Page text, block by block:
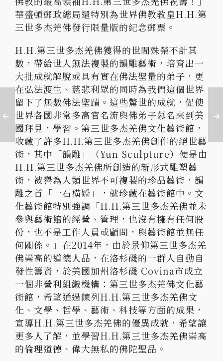
華盛頓郵政總局還特別為世界佛教教皇H.H.第
三世多杰羌佛發行限量版的紀念郵票。
H.H.第三世多杰羌佛獲得的世間殊榮不計其
數，帶給世人無法複製的韻雕藝術，培育出一
大批成就解脫或具有實在佛法聖量的弟子，更
在弘法渡生、慈悲利眾的同時為我們這個世界
留下了無數佛法聖蹟。這些驚世的成就，促使
世界各國非常多高官名流與佛弟子慕名來到美
國拜見，學習。第三世多杰羌佛文化藝術館，
收藏了許多H.H.第三世多杰羌佛創作的絕世藝
術，其中「韻雕」（Yun Sculpture）便是由
H.H.第三世多杰羌佛所創造的新形式雕塑藝
術，被譽為人類世界不可複製的珍品藝術，韻
雕之首「一石橫嬌」，就珍藏在藝術館中。文
化藝術館特別強調「H.H.第三世多杰羌佛並未
參與藝術館的經營、管理，也沒有擁有任何股
份，也不是工作人員或顧問，與藝術館並無任
何關係。」在2014年，由於景仰第三世多杰羌
佛崇高的道德人品，在洛杉磯的一群人自動自
發性籌資，於美國加州洛杉磯 Covina市成立
一個非營利組織機構：第三世多杰羌佛文化藝
術館，希望通過陳列H.H.第三世多杰羌佛文
化、文學、哲學、藝術、科技等方面的成果，
宣導H.H.第三世多杰羌佛的優異成就，希望讓
更多人了解，並學習H.H.第三世多杰羌佛崇高
的倫理道德、偉大無私的佛陀聖品。